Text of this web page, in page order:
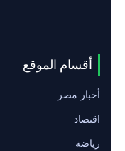
أقسام الموقع
أخبار مصر
اقتصاد
رياضة